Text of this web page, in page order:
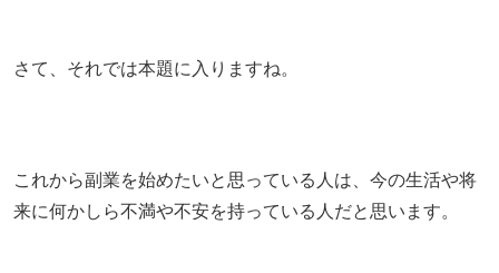
さて、それでは本題に入りますね。
これから副業を始めたいと思っている人は、今の生活や将
来に何かしら不満や不安を持っている人だと思います。